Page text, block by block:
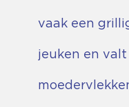
vaak een
jeuken en